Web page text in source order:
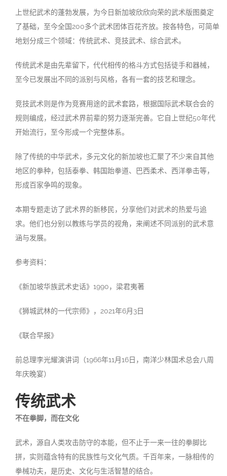
上世纪武术的蓬勃发展，为今日新加坡欣欣向荣的武术版图奠定
了基础，至今全国200多个武术团体百花齐放。按各特色，可简单
地划分成三个领域：传统武术、竞技武术、综合武术。
传统武术是由先辈留下，代代相传的格斗方式包括徒手和器械，
至今已发展出不同的派别与风格，各有一套的技艺和理念。
竞技武术则是作为竞赛用途的武术套路，根据国际武术联合会的
规则编成，经过武术界前辈的努力逐渐完善。它自上世纪50年代
开始流行， 至今形成一个完整体系。
除了传统的中华武术，多元文化的新加坡也汇聚了不少来自其他
地区的拳种，包括泰拳、韩国跆拳道、巴西柔术、西洋拳击等，
形成百家争鸣的现象。
本期专题走访了武术界的新移民，分享他们对武术的热爱与追
求。他们也分别以教练与学员的视角，来阐述不同派别的武术意
涵与发展。
参考资料：
《新加坡华族武术史话》1990，梁君夷著
《狮城武林的一代宗师》，2021年6月3日
《联合早报》
前总理李光耀演讲词（1966年11月16日， 南洋少林国术总会八周
年庆晚宴）
传统武术
不在拳脚，而在文化
武术，源自人类攻击防守的本能，但不止于一来一往的拳脚比
拼，实则蕴含特有的民族性与文化气质。千百年来，一脉相传的
拳械功夫，是历史、文化与生活智慧的结合。